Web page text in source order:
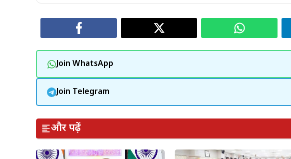
Join WhatsApp
Join Telegram
और पढ़ें